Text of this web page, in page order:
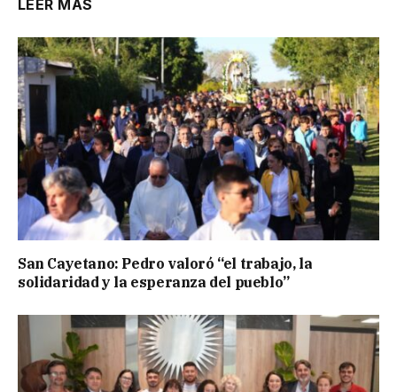
LEER MÁS
San Cayetano: Pedro valoró “el trabajo, la
solidaridad y la esperanza del pueblo”